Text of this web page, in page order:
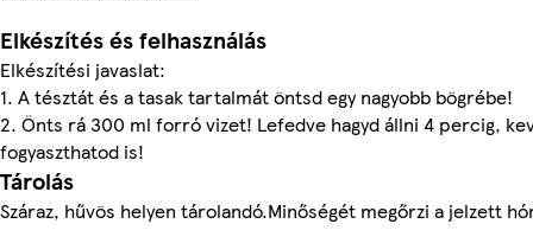
Elkészítés és felhasználás
Elkészítési javaslat:
1. A tésztát és a tasak tartalmát öntsd egy nagyobb bögrébe!
2. Önts rá 300 ml forró vizet! Lefedve hagyd állni 4 percig,
fogyaszthatod is!
Tárolás
Száraz, hűvös helyen tárolandó.Minőségét megőrzi a jelzett